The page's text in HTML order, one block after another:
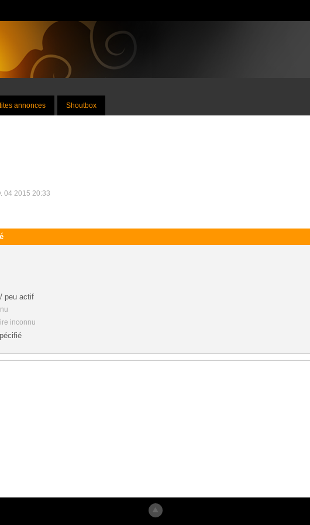
annonces Shoutbox
04 2015 20:33
peu actif
inconnu